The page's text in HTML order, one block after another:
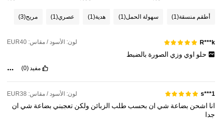
أطقم منسقة(1) سهولة الحمل(1) هدية(1) عصري(1) مريح(3)
R***k لون: الأسود / مقاس: EUR40
حلو اوي وزي الصورة بالضبط
مفيد (0)
s***1 لون: الأسود / مقاس: EUR38
انا اشحن بضاعة شي ان بحسبطلب الزبائن ولكنتعجبني بضاعة شي ان
جدا